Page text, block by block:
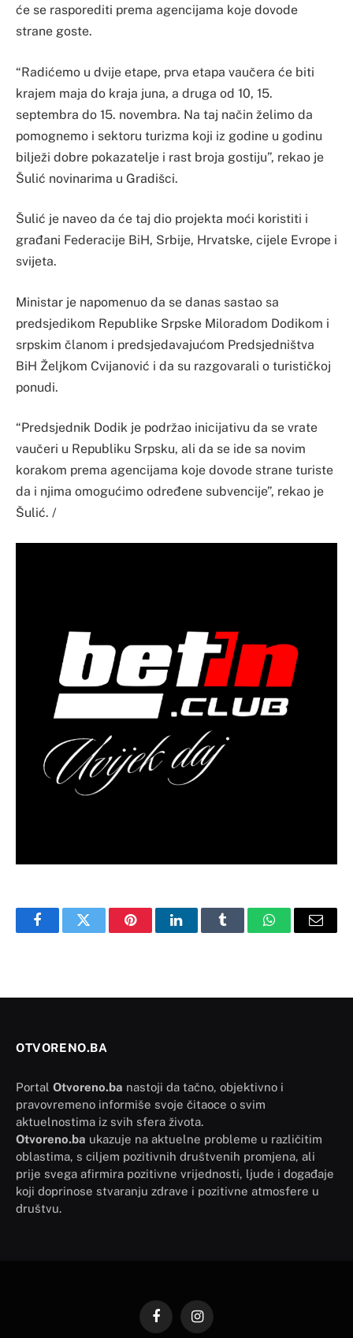
će se rasporediti prema agencijama koje dovode
strane goste.
“Radićemo u dvije etape, prva etapa vaučera će biti
krajem maja do kraja juna, a druga od 10, 15.
septembra do 15. novembra. Na taj način želimo da
pomognemo i sektoru turizma koji iz godine u godinu
bilježi dobre pokazatelje i rast broja gostiju”, rekao je
Šulić novinarima u Gradišci.
Šulić je naveo da će taj dio projekta moći koristiti i
građani Federacije BiH, Srbije, Hrvatske, cijele Evrope i
svijeta.
Ministar je napomenuo da se danas sastao sa
predsjedikom Republike Srpske Miloradom Dodikom i
srpskim članom i predsjedavajućom Predsjedništva
BiH Željkom Cvijanović i da su razgovarali o turističkoj
ponudi.
“Predsjednik Dodik je podržao inicijativu da se vrate
vaučeri u Republiku Srpsku, ali da se ide sa novim
korakom prema agencijama koje dovode strane turiste
da i njima omogućimo određene subvencije”, rekao je
Šulić. /
FacebookTwitter PinterestLinkedInTumblr WhatsAppEmail
OTVORENO.BA
Portal Otvoreno.ba nastoji da tačno, objektivno i
pravovremeno informiše svoje čitaoce o svim
aktuelnostima iz svih sfera života.
Otvoreno.ba ukazuje na aktuelne probleme u različitim
oblastima, s ciljem pozitivnih društvenih promjena, ali
prije svega afirmira pozitivne vrijednosti, ljude i događaje
koji doprinose stvaranju zdrave i pozitivne atmosfere u
društvu.
FacebookInstagram